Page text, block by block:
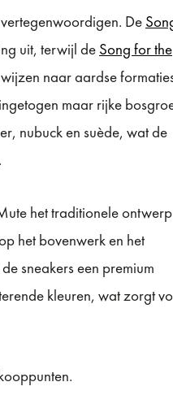
De
uit, terwijl de Song for the
naar aardse
maar rijke
nubuck en suède, wat de
het traditionele
het bovenwerk en het
sneakers een premium
kleuren, wat zorgt